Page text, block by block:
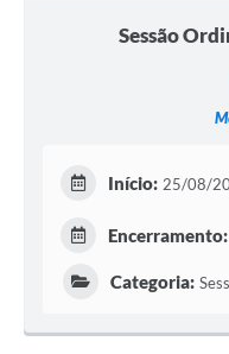
Sessão
Início: 25/08/
Encerramento:
Categoria: